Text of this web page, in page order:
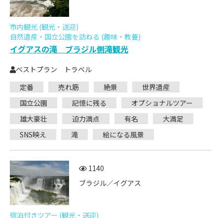
市内観光 (観光・送迎)
自然遺産・国立公園を訪ねる (趣味・教養)
イグアスの滝 ブラジル側滝観光
ベストプラン トラベル
定番
売れ筋 絶景
世界遺産
国立公園
記憶に残る
オプショナルツアー
雄大豪壮
迫力満点 有名
大満足
SNS映え
滝 絵になる風景
1140
ブラジル／イグアス
宿泊付きツアー (観光・送迎)